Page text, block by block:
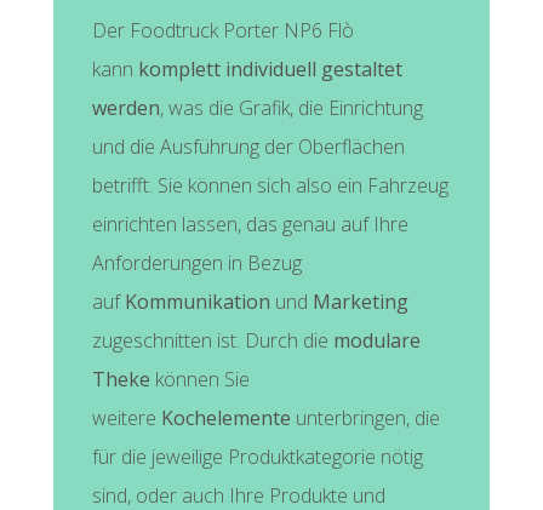
Der Foodtruck Porter NP6 Flò
kann komplett individuell gestaltet
werden, was die Grafik, die Einrichtung
und die Ausführung der Oberflächen
betrifft. Sie können sich also ein Fahrzeug
einrichten lassen, das genau auf Ihre
Anforderungen in Bezug
aufKommunikation und Marketing
zugeschnitten ist. Durch die modulare
Theke können Sie
weitere Kochelemente unterbringen, die
für die jeweilige Produktkategorie nötig
sind, oder auch Ihre Produkte und